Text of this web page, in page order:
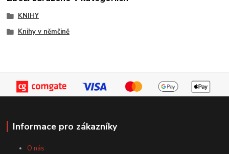
KNIHY
Knihy v němčině
Informace pro zákazníky
O nás